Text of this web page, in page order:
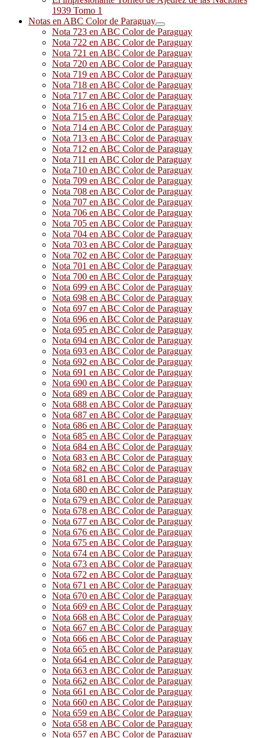
1939 Tomo 1
Notas en ABC Color de Paraguay
Nota 723 en ABC Color de Paraguay
Nota 722 en ABC Color de Paraguay
Nota 721 en ABC Color de Paraguay
Nota 720 en ABC Color de Paraguay
Nota 719 en ABC Color de Paraguay
Nota 718 en ABC Color de Paraguay
Nota 717 en ABC Color de Paraguay
Nota 716 en ABC Color de Paraguay
Nota 715 en ABC Color de Paraguay
Nota 714 en ABC Color de Paraguay
Nota 713 en ABC Color de Paraguay
Nota 712 en ABC Color de Paraguay
Nota 711 en ABC Color de Paraguay
Nota 710 en ABC Color de Paraguay
Nota 709 en ABC Color de Paraguay
Nota 708 en ABC Color de Paraguay
Nota 707 en ABC Color de Paraguay
Nota 706 en ABC Color de Paraguay
Nota 705 en ABC Color de Paraguay
Nota 704 en ABC Color de Paraguay
Nota 703 en ABC Color de Paraguay
Nota 702 en ABC Color de Paraguay
Nota 701 en ABC Color de Paraguay
Nota 700 en ABC Color de Paraguay
Nota 699 en ABC Color de Paraguay
Nota 698 en ABC Color de Paraguay
Nota 697 en ABC Color de Paraguay
Nota 696 en ABC Color de Paraguay
Nota 695 en ABC Color de Paraguay
Nota 694 en ABC Color de Paraguay
Nota 693 en ABC Color de Paraguay
Nota 692 en ABC Color de Paraguay
Nota 691 en ABC Color de Paraguay
Nota 690 en ABC Color de Paraguay
Nota 689 en ABC Color de Paraguay
Nota 688 en ABC Color de Paraguay
Nota 687 en ABC Color de Paraguay
Nota 686 en ABC Color de Paraguay
Nota 685 en ABC Color de Paraguay
Nota 684 en ABC Color de Paraguay
Nota 683 en ABC Color de Paraguay
Nota 682 en ABC Color de Paraguay
Nota 681 en ABC Color de Paraguay
Nota 680 en ABC Color de Paraguay
Nota 679 en ABC Color de Paraguay
Nota 678 en ABC Color de Paraguay
Nota 677 en ABC Color de Paraguay
Nota 676 en ABC Color de Paraguay
Nota 675 en ABC Color de Paraguay
Nota 674 en ABC Color de Paraguay
Nota 673 en ABC Color de Paraguay
Nota 672 en ABC Color de Paraguay
Nota 671 en ABC Color de Paraguay
Nota 670 en ABC Color de Paraguay
Nota 669 en ABC Color de Paraguay
Nota 668 en ABC Color de Paraguay
Nota 667 en ABC Color de Paraguay
Nota 666 en ABC Color de Paraguay
Nota 665 en ABC Color de Paraguay
Nota 664 en ABC Color de Paraguay
Nota 663 en ABC Color de Paraguay
Nota 662 en ABC Color de Paraguay
Nota 661 en ABC Color de Paraguay
Nota 660 en ABC Color de Paraguay
Nota 659 en ABC Color de Paraguay
Nota 658 en ABC Color de Paraguay
Nota 657 en ABC Color de Paraguay